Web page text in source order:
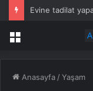
Menü
Anasayfa /Yaşam